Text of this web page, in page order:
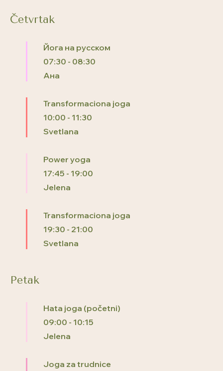
Četvrtak
Йога на русском
07:30 - 08:30
Ана
Transformaciona joga
10:00 - 11:30
Svetlana
Power yoga
17:45 - 19:00
Jelena
Transformaciona joga
19:30 - 21:00
Svetlana
Petak
Hata joga (početni)
09:00 - 10:15
Jelena
Joga za trudnice